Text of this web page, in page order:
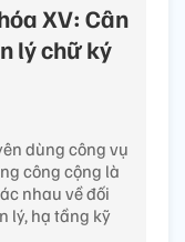
XV: Cân
lý chữ ký
dùng công vụ
công cộng là
nhau về đối
lý, hạ tầng kỹ